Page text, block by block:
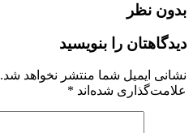
بدون نظر
دیدگاهتان را بنویسید
نشانی ایمیل شما منتشر نخواهد شد.
علامت‌گذاری شده‌اند *